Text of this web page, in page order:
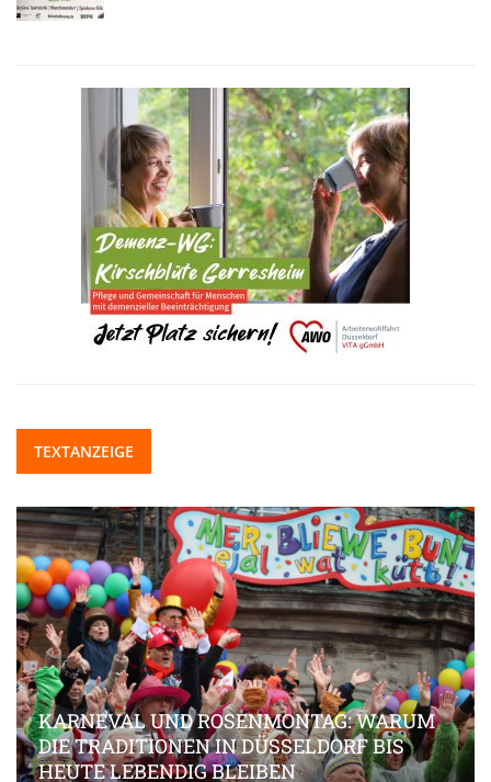
TEXTANZEIGE
KARNEVAL UND ROSENMONTAG: WARUM
DIE TRADITIONEN IN DÜSSELDORF BIS
HEUTE LEBENDIG BLEIBEN